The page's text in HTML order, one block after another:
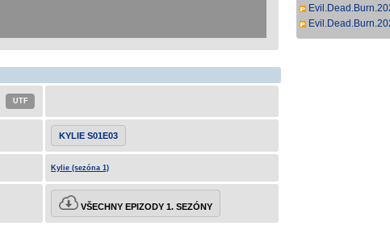
KYLIE S01E03
Kylie (sezóna 1)
VŠECHNY EPIZODY 1. SEZÓNY